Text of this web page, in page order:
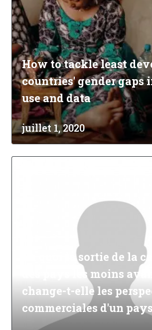
How to tackle least
countries' gender gaps
use and data
juillet 1, 2020
En quoi la sortie de la
des pays les moins
change-t-elle les
commerciales d'un